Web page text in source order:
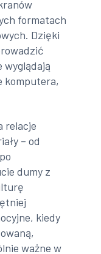
formatach
Dzięki
wyglądają
komputera,
relacje
– od
dumy z
kiedy
ważne w